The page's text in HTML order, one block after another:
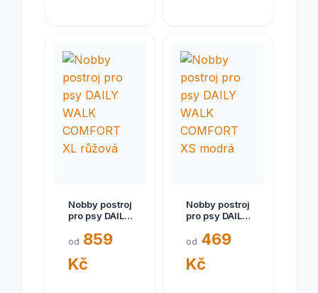
Nobby postroj
pro psy DAILY
COMFORT XL
od 859
Kč
Nobby postroj
pro psy DAILY
COMFORT XS
od 469
Kč